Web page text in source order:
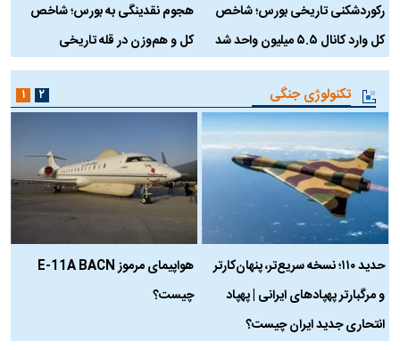
رکوردشکنی تاریخی بورس؛ شاخص
کل وارد کانال ۵.۵ میلیون واحد شد
هجوم نقدینگی به بورس؛ شاخص
کل و هم‌وزن در قله تاریخی
تکنولوژی جنگی
حدید ۱۱۰؛ نسخه سریع‌تر، پنهان‌کارتر
و مرگبارتر پهپادهای ایرانی | پهپاد
انتحاری جدید ایران چیست؟
هواپیمای مرموز E-11A BACN
چیست؟
۱ ۲